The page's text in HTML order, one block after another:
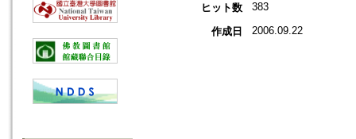
ヒット数
383
作成日 2006.09.22